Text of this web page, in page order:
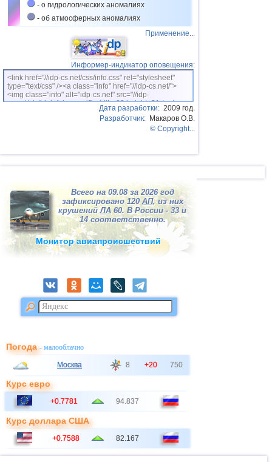
- о гидрологических аномалиях
- об атмосферных аномалиях
Применение...
Информер-индикатор оповещения:
<link href="//idp-cs.net/css/info.css" rel="stylesheet"
type="text/css" /><a class="info" href="//idp-cs.net/">
<img class="info" alt="idp-cs.net" src="//idp-
cs.net/pix/idpinfok_sm.gif" width=88 height=31 /></a>
Дата разработки: 2009 год.
Разработчик: Макаров О.В.
© Copyright...
Всего на 09.08 за 2026 год
зафиксировано 120 АП, из них
крушенийЛА 60. В России - 33 и
14 соответственно.
Монитор авиапроисшествий
Погода- малооблачно
Москва 8 +20 750
Курс евро
+0.7781 94.837
Курс доллара США
+0.7588 82.167